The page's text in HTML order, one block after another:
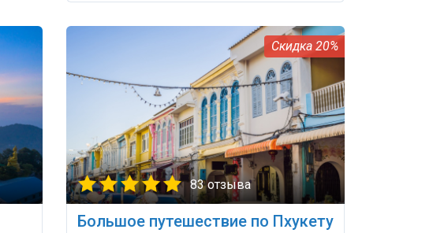
20%
83 отзыва
Большое путешествие по Пхукету